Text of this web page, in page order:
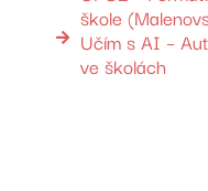
škole
Učím s AI –
ve školách